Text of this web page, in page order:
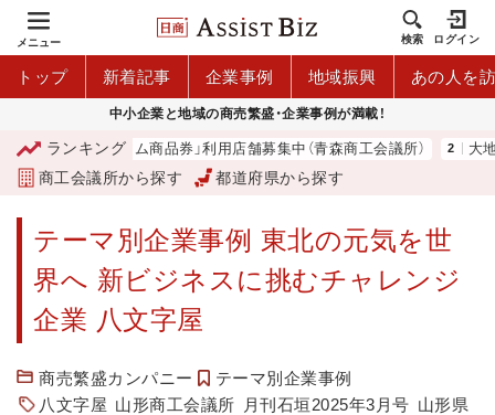
メニュー 検索 ログイン
トップ 新着記事 企業事例 地域振興 あの人を
中小企業と地域の商売繁盛・企業事例が満載！
ランキング
森市プレミアム商品券」利用店舗募集中（青森商工会議所） 大地は
商工会議所から探す 都道府県から探す
テーマ別企業事例 東北の元気を世
界へ 新ビジネスに挑むチャレンジ
企業 八文字屋
商売繁盛カンパニー
テーマ別企業事例
八文字屋 山形商工会議所 月刊石垣2025年3月号 山形県